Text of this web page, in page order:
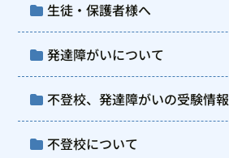
生徒・保護者様へ
発達障がいについて
不登校、発達障がいの受験情報
不登校について